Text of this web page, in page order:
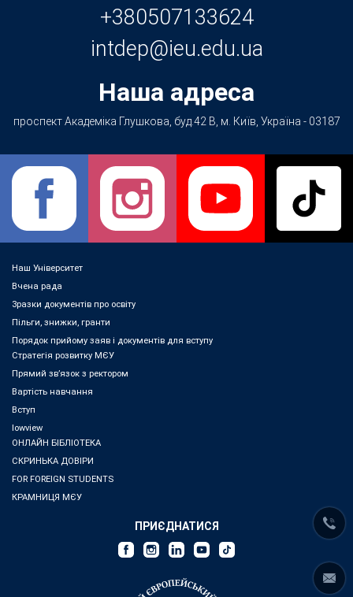
+380507133624
Наша адреса
проспект Академіка Глушкова, буд.42 В, м. Київ, Україна - 03187
Наш Університет
Вчена рада
Зразки документів про освіту
Пільги, знижки, гранти
Порядок прийому заяв і документів для вступу
Стратегія розвитку МЄУ
Прямий зв’язок з ректором
Вартість навчання
Вступ
lowview
ОНЛАЙН БІБЛІОТЕКА
СКРИНЬКА ДОВІРИ
FOR FOREIGN STUDENTS
КРАМНИЦЯ МЄУ
ПРИЄДНАТИСЯ